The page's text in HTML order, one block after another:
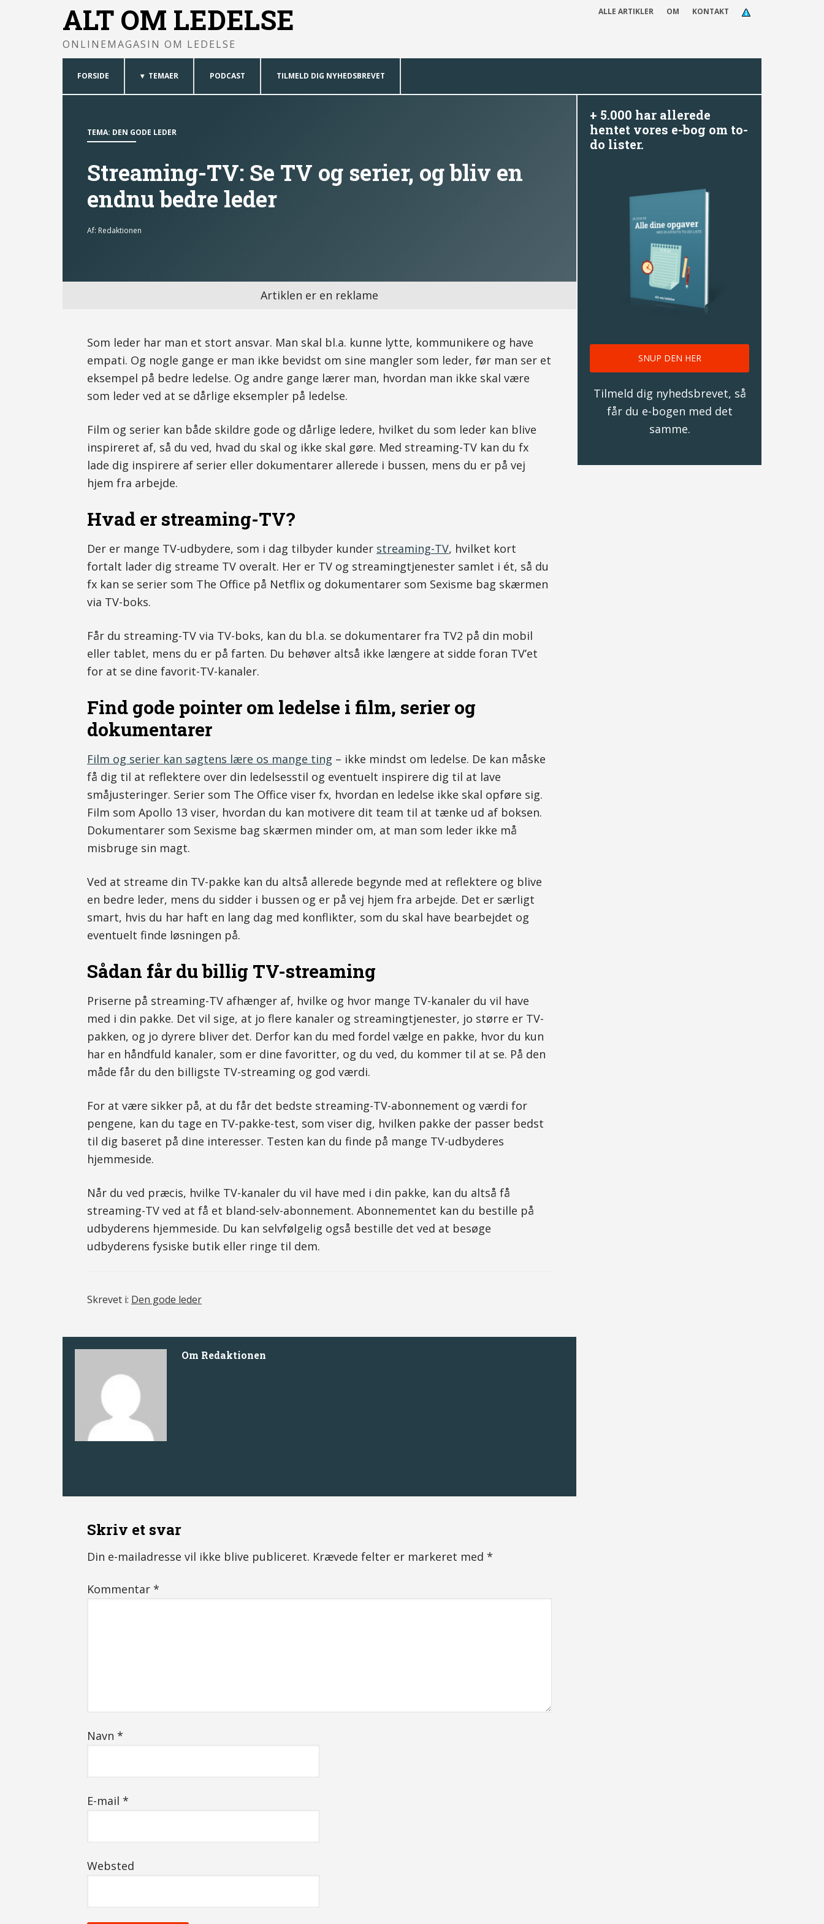
ALLE ARTIKLER OM KONTAKT
ALT OM LEDELSE
ONLINEMAGASIN OM LEDELSE
FORSIDE TEMAER PODCAST TILMELD DIG NYHEDSBREVET
TEMA: DEN GODE LEDER
Streaming-TV: Se TV og serier, og bliv en
endnu bedre leder
Af: Redaktionen
Artiklen er en reklame
Som leder har man et stort ansvar. Man skal bl.a. kunne lytte, kommunikere og have
empati. Og nogle gange er man ikke bevidst om sine mangler som leder, før man ser et
eksempel på bedre ledelse. Og andre gange lærer man, hvordan man ikke skal være
som leder ved at se dårlige eksempler på ledelse.
Film og serier kan både skildre gode og dårlige ledere, hvilket du som leder kan blive
inspireret af, så du ved, hvad du skal og ikke skal gøre. Med streaming-TV kan du fx
lade dig inspirere af serier eller dokumentarer allerede i bussen, mens du er på vej
hjem fra arbejde.
Hvad er streaming-TV?
Der er mange TV-udbydere, som i dag tilbyder kunder streaming-TV, hvilket kort
fortalt lader dig streame TV overalt. Her er TV og streamingtjenester samlet i ét, så du
fx kan se serier som The Office på Netflix og dokumentarer som Sexisme bag skærmen
via TV-boks.
Får du streaming-TV via TV-boks, kan du bl.a. se dokumentarer fra TV2 på din mobil
eller tablet, mens du er på farten. Du behøver altså ikke længere at sidde foran TV’et
for at se dine favorit-TV-kanaler.
Find gode pointer om ledelse i film, serier og
dokumentarer
Film og serier kan sagtens lære os mange ting – ikke mindst om ledelse. De kan måske
få dig til at reflektere over din ledelsesstil og eventuelt inspirere dig til at lave
småjusteringer. Serier som The Office viser fx, hvordan en ledelse ikke skal opføre sig.
Film som Apollo 13 viser, hvordan du kan motivere dit team til at tænke ud af boksen.
Dokumentarer som Sexisme bag skærmen minder om, at man som leder ikke må
misbruge sin magt.
Ved at streame din TV-pakke kan du altså allerede begynde med at reflektere og blive
en bedre leder, mens du sidder i bussen og er på vej hjem fra arbejde. Det er særligt
smart, hvis du har haft en lang dag med konflikter, som du skal have bearbejdet og
eventuelt finde løsningen på.
Sådan får du billig TV-streaming
Priserne på streaming-TV afhænger af, hvilke og hvor mange TV-kanaler du vil have
med i din pakke. Det vil sige, at jo flere kanaler og streamingtjenester, jo større er TV-
pakken, og jo dyrere bliver det. Derfor kan du med fordel vælge en pakke, hvor du kun
har en håndfuld kanaler, som er dine favoritter, og du ved, du kommer til at se. På den
måde får du den billigste TV-streaming og god værdi.
For at være sikker på, at du får det bedste streaming-TV-abonnement og værdi for
pengene, kan du tage en TV-pakke-test, som viser dig, hvilken pakke der passer bedst
til dig baseret på dine interesser. Testen kan du finde på mange TV-udbyderes
hjemmeside.
Når du ved præcis, hvilke TV-kanaler du vil have med i din pakke, kan du altså få
streaming-TV ved at få et bland-selv-abonnement. Abonnementet kan du bestille på
udbyderens hjemmeside. Du kan selvfølgelig også bestille det ved at besøge
udbyderens fysiske butik eller ringe til dem.
Skrevet i: Den gode leder
Om Redaktionen
Skriv et svar
Din e-mailadresse vil ikke blive publiceret. Krævede felter er markeret med *
Kommentar *
Navn *
E-mail *
Websted
+ 5.000 har allerede
hentet vores e-bog om to-
do lister.
SNUP DEN HER
Tilmeld dig nyhedsbrevet, så
får du e-bogen med det
samme.